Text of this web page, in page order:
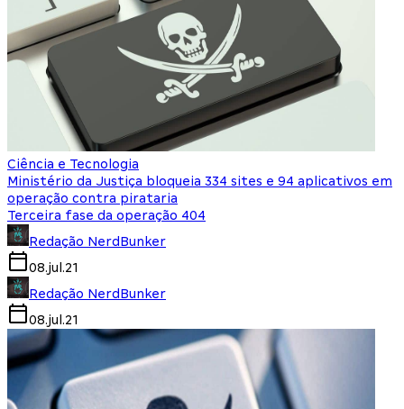
Ciência e Tecnologia
Ministério da Justiça bloqueia 334 sites e 94 aplicativos em
operação contra pirataria
Terceira fase da operação 404
Redação NerdBunker
08.jul.21
Redação NerdBunker
08.jul.21